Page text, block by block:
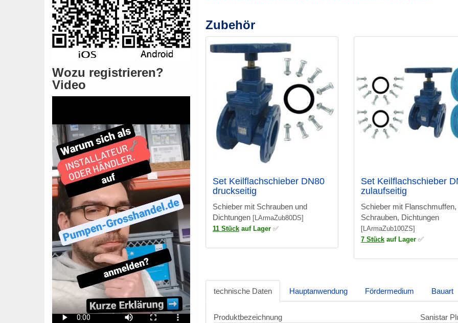
Wozu registrieren?
Video
Zubehör
Set Keilflachschieber DN80
druckseitig
Schieber mit Schrauben und
Dichtungen [LArmaZub80DS]
11 Stück auf Lager ✅
Set Keilflachschieber
zulaufseitig
Schieber mit Flanschmuffen,
Schrauben, Dichtungen
[LArmaZub100ZS]
7 Stückauf Lager✅
technische Daten Hauptanwendung Fördermedium Bauart
Produktbezeichnung
Sanistar